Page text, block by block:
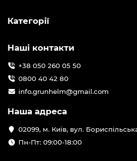
Категорії
Наші контакти
+38 050 260 05 50
0800 40 42 80
info.grunhelm@gmail.com
Наша адреса
02099, м. Київ, вул.
Пн-Пт: 09:00-18:00